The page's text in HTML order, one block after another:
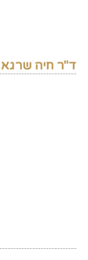
ד"ר חיה שרגא